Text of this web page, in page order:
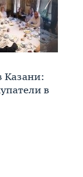
Казани:
в